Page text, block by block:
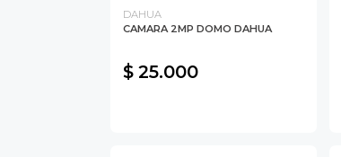
DAHUA
CAMARA 2MP DOMO DAHUA
$ 25.000